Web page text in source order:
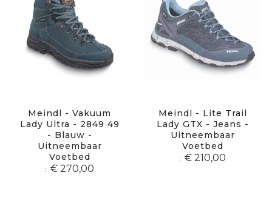
Meindl - Vakuum
Lady Ultra - 2849 49
- Blauw -
Uitneembaar
Voetbed
€ 270,00
Meindl - Lite Trail
Lady GTX - Jeans -
Uitneembaar
Voetbed
€ 210,00